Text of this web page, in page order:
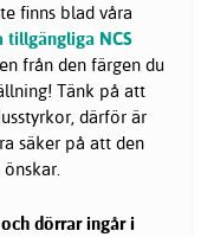
finns blad våra
tillgängliga NCS
från den färgen du
Tänk på att
därför är
säker på att den
dörrar ingår i